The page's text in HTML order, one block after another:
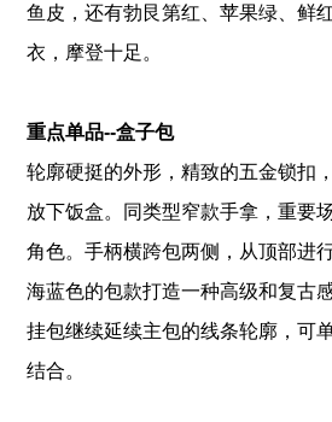
鱼皮，还有勃艮第红、苹果绿、鲜
衣，摩登十足。
重点单品--盒子包
轮廓硬挺的外形，精致的五金锁扣
放下饭盒。同类型窄款手拿，重要
角色。手柄横跨包两侧，从顶部进
海蓝色的包款打造一种高级和复古
挂包继续延续主包的线条轮廓，可
结合。